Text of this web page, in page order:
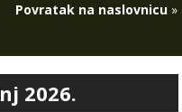
Povratak na naslovnicu »
2026.